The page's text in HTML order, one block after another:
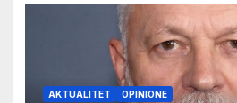
AKTUALITET OPINIONE